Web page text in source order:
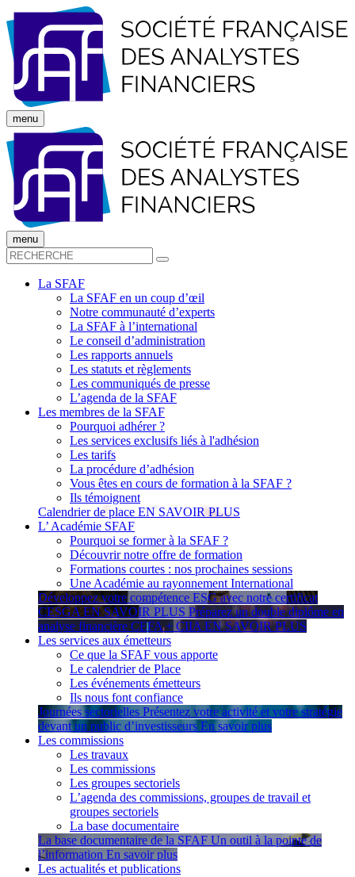
menu
menu
La SFAF
La SFAF en un coup d’œil
Notre communauté d’experts
La SFAF à l’international
Le conseil d’administration
Les rapports annuels
Les statuts et règlements
Les communiqués de presse
L’agenda de la SFAF
Les membres de la SFAF
Pourquoi adhérer ?
Les services exclusifs liés à l'adhésion
Les tarifs
La procédure d’adhésion
Vous êtes en cours de formation à la SFAF ?
Ils témoignent
Calendrier de place EN SAVOIR PLUS
L’ Académie SFAF
Pourquoi se former à la SFAF ?
Découvrir notre offre de formation
Formations courtes : nos prochaines sessions
Une Académie au rayonnement International
Développez votre compétence ESG avec notre certificat
CESGA EN SAVOIR PLUS Préparez un double diplôme en
analyse financière CEFA + CIIA EN SAVOIR PLUS
Les services aux émetteurs
Ce que la SFAF vous apporte
Le calendrier de Place
Les événements émetteurs
Ils nous font confiance
Journées sectorielles Présentez votre activité et votre stratégie
devant un public d’investisseurs En savoir plus
Les commissions
Les travaux
Les commissions
Les groupes sectoriels
L’agenda des commissions, groupes de travail et
groupes sectoriels
La base documentaire
La base documentaire de la SFAF Un outil à la pointe de
l’information En savoir plus
Les actualités et publications